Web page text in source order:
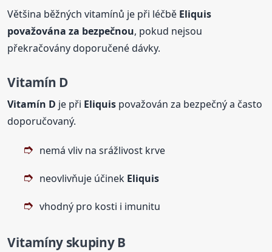
Většina běžných vitamínů je při léčbě Eliquis
považována za bezpečnou, pokud nejsou
překračovány doporučené dávky.
Vitamín D
Vitamín D je při Eliquis považován za bezpečný a často
doporučovaný.
nemá vliv na srážlivost krve
neovlivňuje účinek Eliquis
vhodný pro kosti i imunitu
Vitamíny skupiny B